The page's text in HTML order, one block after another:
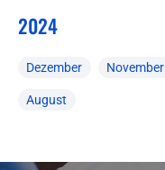
2024
Dezember November
August